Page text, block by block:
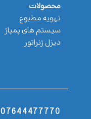
محصولات
تهویه مطبوع
سیستم های پمپاژ
دیزل ژنراتور
07644477770 - 07644467771